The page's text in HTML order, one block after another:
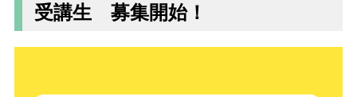
受講生 募集開始！